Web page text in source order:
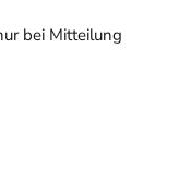
bei Mitteilung